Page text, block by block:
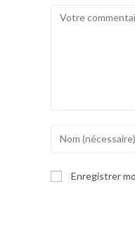
Comment
Enter
name
or
Enregistrer